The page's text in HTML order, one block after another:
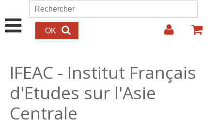
Aller au contenu principal
Formulaire de recherche
Rechercher
IFEAC - Institut Français
d'Etudes sur l'Asie
Centrale